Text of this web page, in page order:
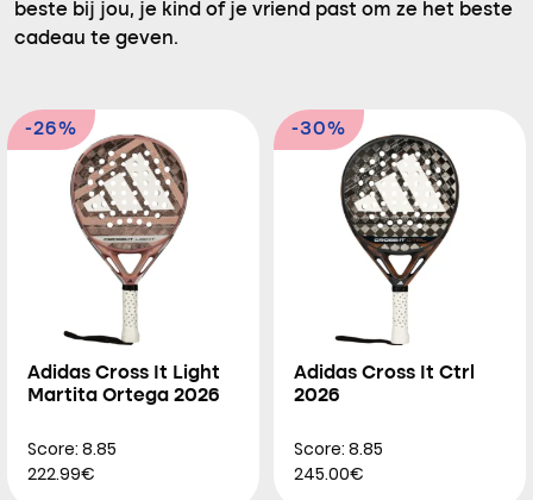
beste bij jou, je kind of je vriend past om ze het beste
cadeau te geven.
-26%
Adidas Cross It Light
Martita Ortega 2026
Score: 8.85
222.99€
-30%
Adidas Cross It Ctrl
2026
Score: 8.85
245.00€